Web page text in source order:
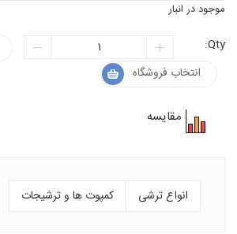
موجود در انبار
Qty:
انتخاب فروشگاه
مقایسه
انواع ترشی کمپوت ها و ترشیجات